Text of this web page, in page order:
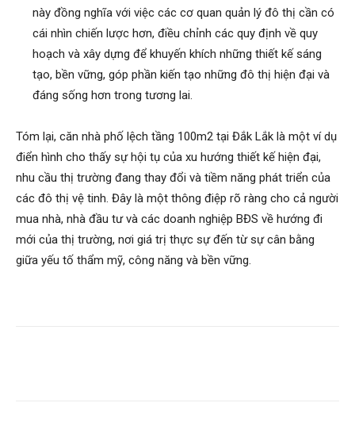
này đồng nghĩa với việc các cơ quan quản lý đô thị cần có
cái nhìn chiến lược hơn, điều chỉnh các quy định về quy
hoạch và xây dựng để khuyến khích những thiết kế sáng
tạo, bền vững, góp phần kiến tạo những đô thị hiện đại và
đáng sống hơn trong tương lai.
Tóm lại, căn nhà phố lệch tầng 100m2 tại Đắk Lắk là một ví dụ
điển hình cho thấy sự hội tụ của xu hướng thiết kế hiện đại,
nhu cầu thị trường đang thay đổi và tiềm năng phát triển của
các đô thị vệ tinh. Đây là một thông điệp rõ ràng cho cả người
mua nhà, nhà đầu tư và các doanh nghiệp BĐS về hướng đi
mới của thị trường, nơi giá trị thực sự đến từ sự cân bằng
giữa yếu tố thẩm mỹ, công năng và bền vững.